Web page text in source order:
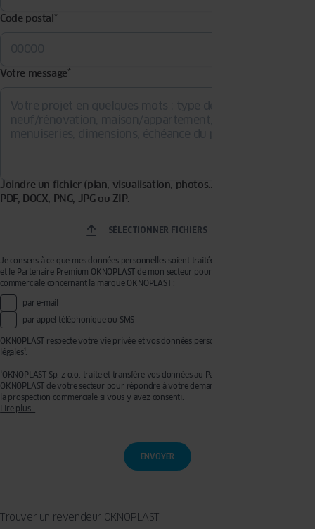
Code postal*
Votre message*
Joindre un fichier (plan, visualisation, photos…). Formats acceptés :
PDF, DOCX, PNG, JPG ou ZIP.
SÉLECTIONNER FICHIERS
Je consens à ce que mes données personnelles soient traitées par OKNOPLAST Sp. z o.o.
et le Partenaire Premium OKNOPLAST de mon secteur pour recevoir de la prospection
commerciale concernant la marque OKNOPLAST :
par e-mail
par appel téléphonique ou SMS
OKNOPLAST respecte votre vie privée et vos données personnelles, voir mentions
légales¹.
¹OKNOPLAST Sp. z o.o. traite et transfère vos données au Partenaire Premium
OKNOPLAST de votre secteur pour répondre à votre demande de devis et effectuer de
la prospection commerciale si vous y avez consenti.
l’établissement de votre devis. Vous disposez d’un droit d’accès, de rectification, de
retrait de votre consentement ainsi que d’un droit à l’effacement, à la limitation du
traitement et à la portabilité que vous pouvez exercer en écrivant à l’adresse :
Lire plus…
Trouver un revendeur OKNOPLAST